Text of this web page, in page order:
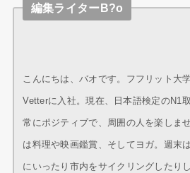
編集ライターB?o
こんにちは、バオです。フフリット大
Vetterに入社。現在、日本語検定のN1
常にポジティブで、周囲の人を楽しま
は料理や映画鑑賞、そしてヨガ。週末
にいったり市内をサイクリングしたり